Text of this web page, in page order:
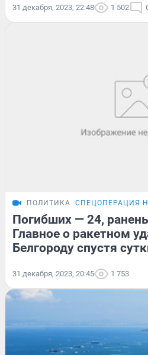
31 декабря, 2023, 22:48 1 502
ПОЛИТИКА СПЕЦОПЕРАЦИЯ
Погибших — 24,
Главное о ракетном
Белгороду спустя
31 декабря, 2023, 20:45 1 753